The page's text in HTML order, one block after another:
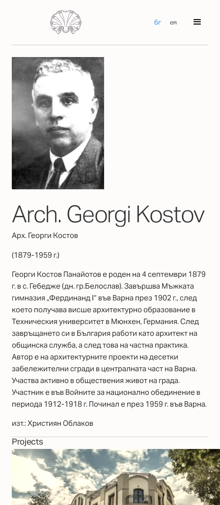
бг en
Arch. Georgi Kostov
Арх. Георги Костов
(1879-1959 г.)
Георги Костов Панайотов е роден на 4 септември 1879
г. в с. Гебедже (дн. гр.Белослав). Завършва Мъжката
гимназия „Фердинанд I“ във Варна през 1902 г., след
което получава висше архитектурно образование в
Техническия университет в Мюнхен, Германия. След
завръщането си в България работи като архитект на
общинска служба, а след това на частна практика.
Автор е на архитектурните проекти на десетки
забележителни сгради в централната част на Варна.
Участва активно в обществения живот на града.
Участник е във Войните за национално обединение в
периода 1912-1918 г. Починал е през 1959 г. във Варна.
изт.: Християн Облаков
Projects